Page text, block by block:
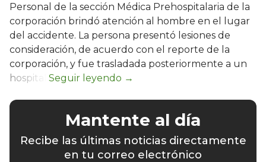
Personal de la sección Médica Prehospitalaria de la
corporación brindó atención al hombre en el lugar
del accidente. La persona presentó lesiones de
consideración, de acuerdo con el reporte de la
corporación, y fue trasladada posteriormente a un
hospital.
Mantente al día
Recibe las últimas noticias directamente
en tu correo electrónico